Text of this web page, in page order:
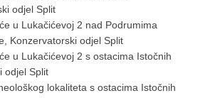
odjel Split
u Lukačićevoj 2 nad Podrumima
Konzervatorski odjel Split
u Lukačićevoj 2 s ostacima Istočnih
odjel Split
lokaliteta s ostacima Istočnih